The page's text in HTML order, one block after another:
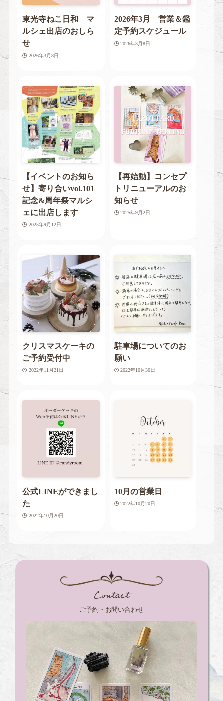
東光寺ねこ日和 マ
ルシェ出店のおしら
せ
2026年3月8日
2026年3月 営業＆鑑
定予約スケジュール
2026年3月8日
【イベントのお知ら
せ】寄り合いvol.101
記念&周年祭マルシ
ェに出店します
2025年9月12日
【再始動】コンセプ
トリニューアルのお
知らせ
2025年9月2日
クリスマスケーキの
ご予約受付中
2022年11月21日
駐車場についてのお
願い
2022年10月30日
公式LINEができまし
た
2022年10月20日
10月の営業日
2022年10月20日
Contact
ご予約・お問い合わせ